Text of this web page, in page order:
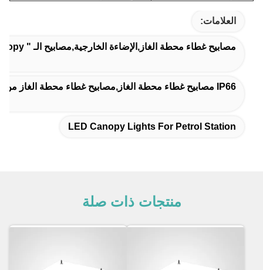
العلامات:
مصابيح غطاء محطة الغاز,الإضاءة الخارجية,مصابيح الـ " LED Canopy " لمحطات البنزين
IP66 مصابيح غطاء محطة الغاز,مصابيح غطاء محطة الغاز من الألومنيوم,مناطق الخليج المنخفض أضواء الغطاء الخارجي
LED Canopy Lights For Petrol Station
منتجات ذات صلة